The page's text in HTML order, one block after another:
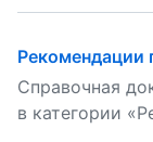
Рекомендации
Справочная
в категории